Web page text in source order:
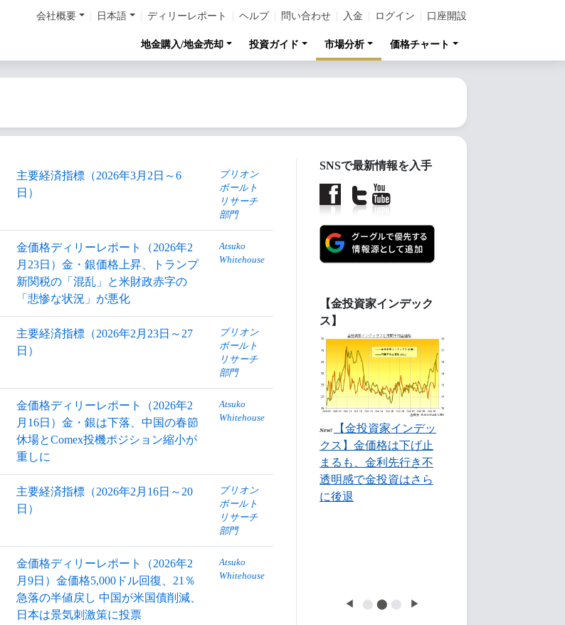
会社概要 日本語 ディリーレポート ヘルプ 問い合わせ 入金 ログイン 口座開設
地金購入/地金売却 投資ガイド 市場分析 価格チャート
主要経済指標（2026年3月2日～6
日）
ブリオン
ボールト
リサーチ
部門
金価格ディリーレポート（2026年2
月23日）金・銀価格上昇、トランプ
新関税の「混乱」と米財政赤字の
「悲惨な状況」が悪化
Atsuko
Whitehouse
主要経済指標（2026年2月23日～27
日）
ブリオン
ボールト
リサーチ
部門
金価格ディリーレポート（2026年2
月16日）金・銀は下落、中国の春節
休場とComex投機ポジション縮小が
重しに
Atsuko
Whitehouse
主要経済指標（2026年2月16日～20
日）
ブリオン
ボールト
リサーチ
部門
金価格ディリーレポート（2026年2
月9日）金価格5,000ドル回復、21％
急落の半値戻し 中国が米国債削減、
日本は景気刺激策に投票
Atsuko
Whitehouse
SNSで最新情報を入手
【金投資家インデック
ス】
New!
【金投資家インデッ
クス】金価格は下げ止
まるも、金利先行き不
透明感で金投資はさら
に後退
◀ ⬤ ⬤ ⬤ ▶